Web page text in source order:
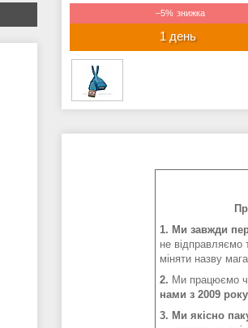
–5%
1 день
1. Ми завжди
не відправляємо
міняти назву
2. Ми працюємо
нами з 2009
3. Ми якісно